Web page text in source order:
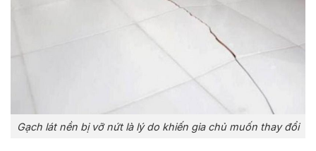
Gạch lát nền bị vỡ nứt là lý do khiến gia chủ muốn thay đổi